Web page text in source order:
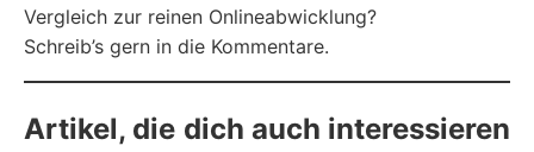
Vergleich zur reinen Onlineabwicklung?
Schreib’s gern in die Kommentare.
Artikel, die dich auch interessieren